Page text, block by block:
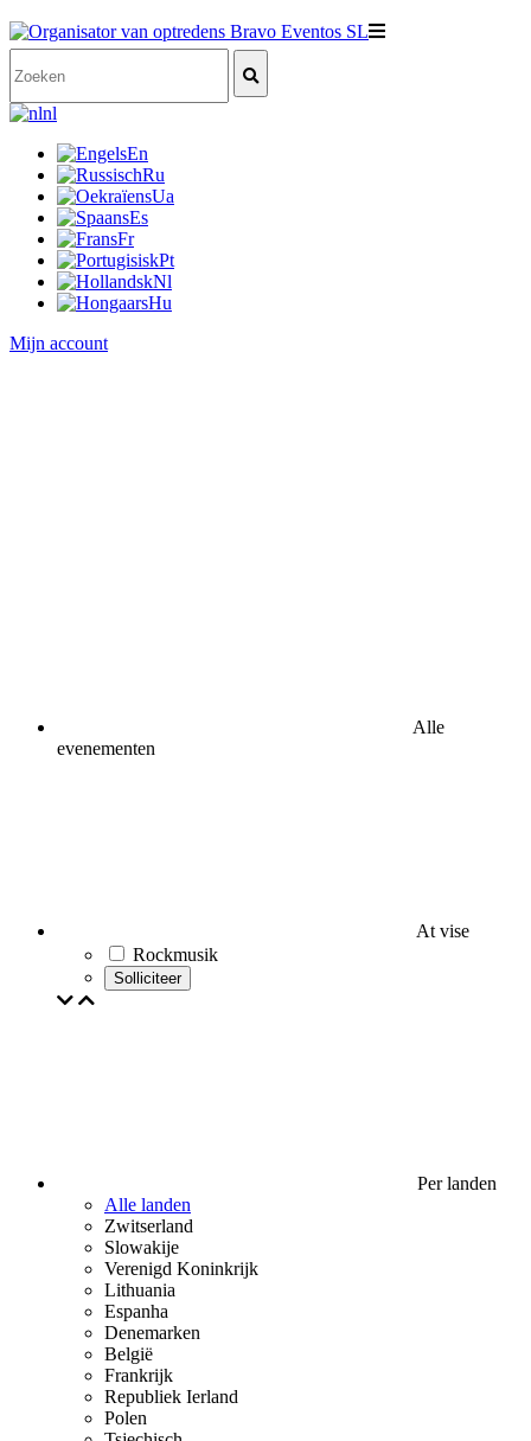
nl
En
Ru
Ua
Es
Fr
Pt
Nl
Hu
Mijn account
Alle
evenementen
At vise
Rockmusik
Solliciteer
Per landen
Alle landen
Zwitserland
Slowakije
Verenigd Koninkrijk
Lithuania
Espanha
Denemarken
België
Frankrijk
Republiek Ierland
Polen